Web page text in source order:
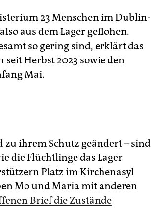
23 Menschen im Dublin-
aus dem Lager geflohen.
so gering sind, erklärt das
Herbst 2023 sowie den
Mai.
zu ihrem Schutz geändert – sind
die Flüchtlinge das Lager
Platz im Kirchenasyl
Mo und Maria mit anderen
Brief die Zustände